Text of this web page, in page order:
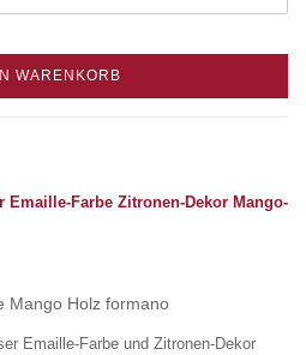
WARENKORB
Mango Holz formano
Emaille-Farbe und Zitronen-Dekor